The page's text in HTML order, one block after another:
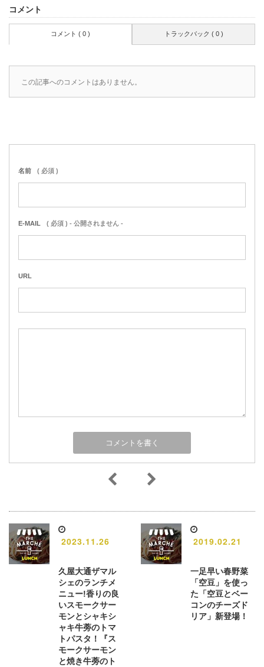
コメント
コメント ( 0 ) トラックバック ( 0 )
この記事へのコメントはありません。
名前 ( 必須 )
E-MAIL ( 必須 ) - 公開されません -
URL
2023.11.26
久屋大通ザマル
シェのランチメ
ニュー!香りの良
いスモークサー
モンとシャキシ
ャキ牛蒡のトマ
トパスタ！『ス
モークサーモン
と焼き牛蒡のト
2019.02.21
一足早い春野菜
「空豆」を使っ
た「空豆とベー
コンのチーズド
リア」新登場！